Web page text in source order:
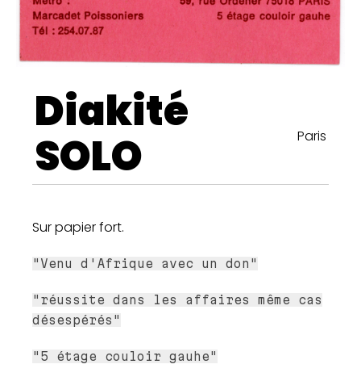
Diakité
SOLO
Paris
Sur papier fort.
"Venu d'Afrique avec un don"
"réussite dans les affaires même cas
désespérés"
"5 étage couloir gauhe"